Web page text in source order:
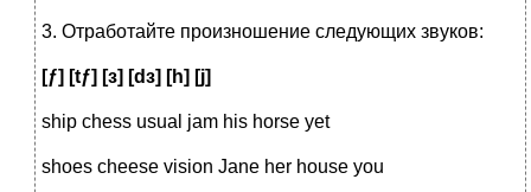
3. Отработайте произношение следующих звуков:
[ƒ] [tƒ] [з] [dз] [h] [j]
ship chess usual jam his horse yet
shoes cheese vision Jane her house you